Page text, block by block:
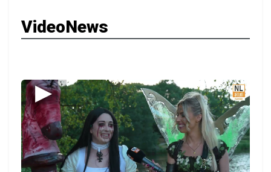
VideoNews
▶